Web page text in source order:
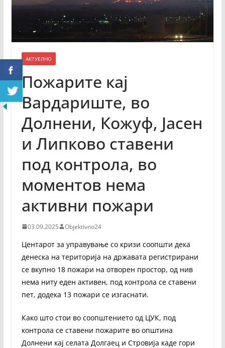
АКТУЕЛНО
Пожарите кај
Вардариште, во
Долнени, Кожуф, Јасен
и Липково ставени
под контрола, во
моментов нема
активни пожари
03.09.2025 Objektivno24
Центарот за управување со кризи соопшти дека
денеска на територија на државата регистрирани
се вкупно 18 пожари на отворен простор, од нив
нема ниту еден активен, под контрола се ставени
пет, додека 13 пожари се изгаснати.
Како што стои во соопштението од ЦУК, под
контрола се ставени пожарите во општина
Долнени кај селата Долгаец и Стровија каде гори